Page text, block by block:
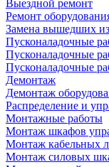
Выездной ремонт
Ремонт
Замена вышедших из
Пусконаладочные
Пусконаладочные
Пусконаладочные
Демонтаж
Демонтаж
Распределение и
Монтажные работы
Монтаж шкафов
Монтаж кабельных
Монтаж силовых